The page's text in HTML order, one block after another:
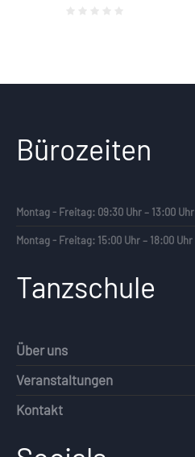
Bürozeiten
Montag - Freitag: 09:30 Uhr – 13:00 Uhr
Montag - Freitag: 15:00 Uhr – 18:00 Uhr
Tanzschule
Über uns
Veranstaltungen
Kontakt